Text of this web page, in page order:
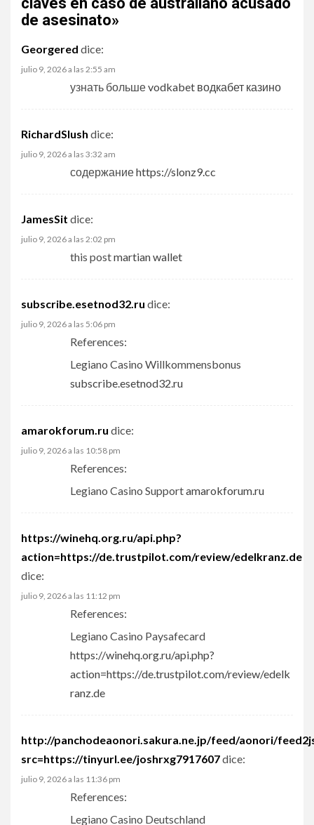
de asesinato»
Georgered dice:
julio 9, 2026 a las 2:55 am
узнать большеvodkabet водкабет казино
RichardSlush dice:
julio 9, 2026 a las 3:32 am
содержаниеhttps://slonz9.cc
JamesSit dice:
julio 9, 2026 a las 2:02 pm
this postmartian wallet
subscribe.esetnod32.ru dice:
julio 9, 2026 a las 5:06 pm
References:
Legiano Casino Willkommensbonus
subscribe.esetnod32.ru
amarokforum.ru dice:
julio 9, 2026 a las 10:58 pm
References:
Legiano Casino Supportamarokforum.ru
https://winehq.org.ru/api.php?
action=https://de.trustpilot.com/review/edelkranz.de
dice:
julio 9, 2026 a las 11:12 pm
References:
Legiano Casino Paysafecard
https://winehq.org.ru/api.php?
action=https://de.trustpilot.com/review/edelk
ranz.de
http://panchodeaonori.sakura.ne.jp/feed/aonori/
src=https://tinyurl.ee/joshrxg7917607dice:
julio 9, 2026 a las 11:36 pm
References:
Legiano Casino Deutschland